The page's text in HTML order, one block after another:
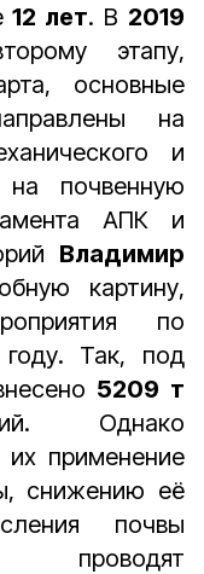
12 лет. В 2019
этапу,
основные
на
и
на почвенную
АПК и
Владимир
картину,
по
Так, под
5209 т
Однако
применение
снижению её
почвы
проводят